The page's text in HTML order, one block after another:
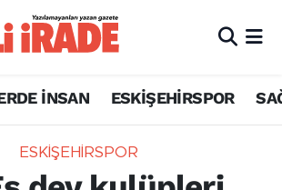
İNSAN ESKİŞEHİRSPOR
ESKİŞEHİRSPOR